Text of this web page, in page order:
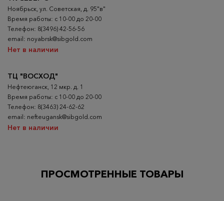
Ноябрьск, ул. Советская, д. 95"в"
Время работы: с 10-00 до 20-00
Телефон: 8(3496) 42-56-56
email: noyabrsk@sibgold.com
Нет в наличии
ТЦ "ВОСХОД"
Нефтеюганск, 12 мкр. д. 1
Время работы: с 10-00 до 20-00
Телефон: 8(3463) 24-62-62
email: nefteugansk@sibgold.com
Нет в наличии
ПРОСМОТРЕННЫЕ ТОВАРЫ